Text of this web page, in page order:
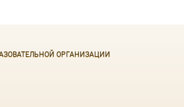
ОРГАНИЗАЦИИ